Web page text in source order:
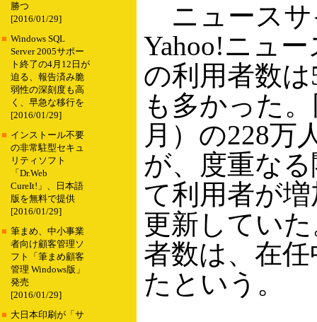
勝つ
[2016/01/29]
■ Windows SQL
Server 2005サポー
ト終了の4月12日が
迫る、報告済み脆
弱性の深刻度も高
く、早急な移行を
[2016/01/29]
■ インストール不要
の非常駐型セキュ
リティソフト
「Dr.Web
CureIt!」、日本語
版を無料で提供
[2016/01/29]
■ 筆まめ、中小事業
者向け顧客管理ソ
フト「筆まめ顧客
管理 Windows版」
発売
[2016/01/29]
■ 大日本印刷が「サ
ニュースサ
Yahoo!ニュ
の利用者数
も多かった
月）の228万
が、度重な
て利用者が
更新してい
者数は、在
たという。